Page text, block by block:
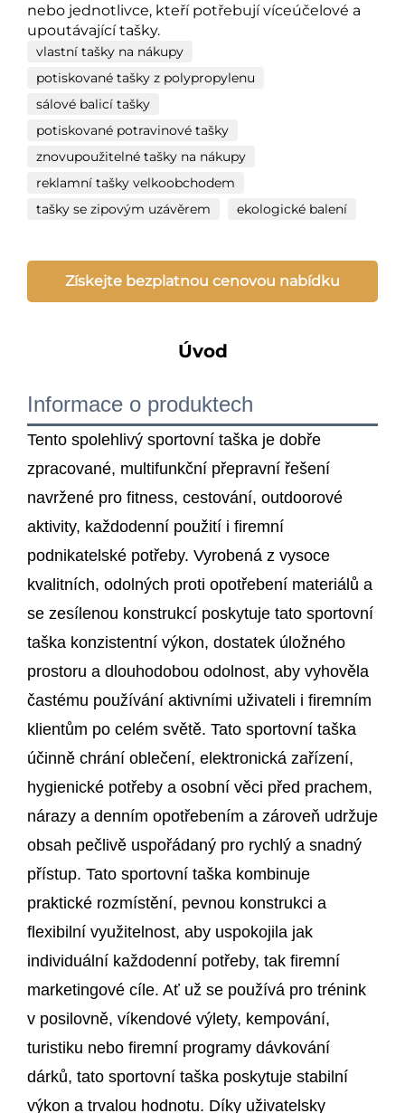
nebo jednotlivce, kteří potřebují víceúčelové a
upoutávající tašky.
vlastní tašky na nákupy
potiskované tašky z polypropylenu
sálové balicí tašky
potiskované potravinové tašky
znovupoužitelné tašky na nákupy
reklamní tašky velkoobchodem
tašky se zipovým uzávěrem
ekologické balení
Získejte bezplatnou cenovou nabídku
Úvod
Informace o produktech
Tento spolehlivý sportovní taška je dobře
zpracované, multifunkční přepravní řešení
navržené pro fitness, cestování, outdoorové
aktivity, každodenní použití i firemní
podnikatelské potřeby. Vyrobená z vysoce
kvalitních, odolných proti opotřebení materiálů a
se zesílenou konstrukcí poskytuje tato sportovní
taška konzistentní výkon, dostatek úložného
prostoru a dlouhodobou odolnost, aby vyhověla
častému používání aktivními uživateli i firemním
klientům po celém světě. Tato sportovní taška
účinně chrání oblečení, elektronická zařízení,
hygienické potřeby a osobní věci před prachem,
nárazy a denním opotřebením a zároveň udržuje
obsah pečlivě uspořádaný pro rychlý a snadný
přístup. Tato sportovní taška kombinuje
praktické rozmístění, pevnou konstrukci a
flexibilní využitelnost, aby uspokojila jak
individuální každodenní potřeby, tak firemní
marketingové cíle. Ať už se používá pro trénink
v posilovně, víkendové výlety, kempování,
turistiku nebo firemní programy dávkování
dárků, tato sportovní taška poskytuje stabilní
výkon a trvalou hodnotu. Díky uživatelsky